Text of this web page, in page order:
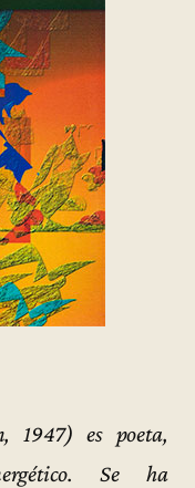
1947) es poeta,
Se ha